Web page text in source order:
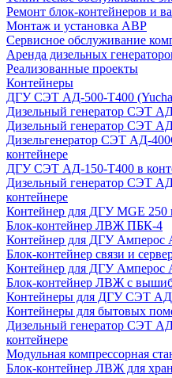
Ремонт блок-контейнеров и
Монтаж и установка АВР
Сервисное обслуживание
Аренда дизельных
Реализованные проекты
Контейнеры
ДГУ СЭТ АД-500-Т400
Дизельный генератор СЭТ
Дизельный генератор СЭТ
Дизельгенератор СЭТ АД-
контейнере
ДГУ СЭТ АД-150-Т400 в
Дизельный генератор СЭТ
контейнере
Контейнер для ДГУ MGE 250
Блок-контейнер ЛВЖ ПБК-4
Контейнер для ДГУ Амперос
Блок-контейнер связи и
Контейнер для ДГУ Амперос
Блок-контейнер ЛВЖ с
Контейнеры для ДГУ СЭТ
Контейнеры для бытовых
Дизельный генератор СЭТ
контейнере
Модульная компрессорная
Блок-контейнер ЛВЖ для